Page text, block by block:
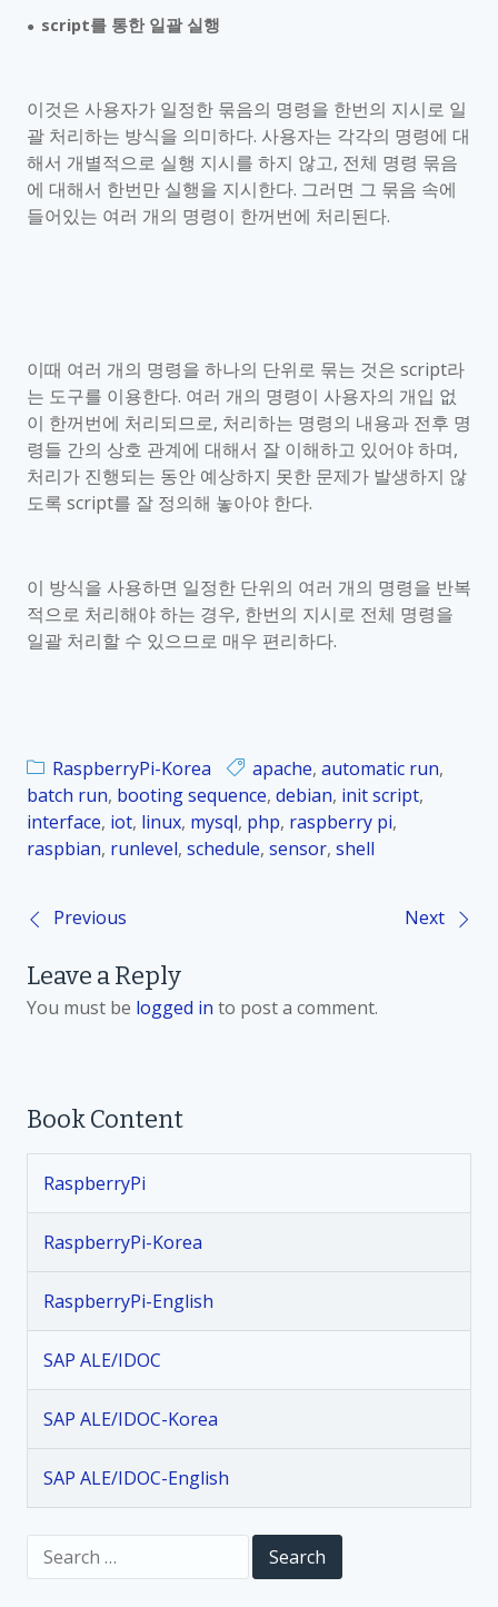
● script를 통한 일괄 실행
이것은 사용자가 일정한 묶음의 명령을 한번의 지시로 일
괄 처리하는 방식을 의미하다. 사용자는 각각의 명령에 대
해서 개별적으로 실행 지시를 하지 않고, 전체 명령 묶음
에 대해서 한번만 실행을 지시한다. 그러면 그 묶음 속에
들어있는 여러 개의 명령이 한꺼번에 처리된다.
이때 여러 개의 명령을 하나의 단위로 묶는 것은 script라
는 도구를 이용한다. 여러 개의 명령이 사용자의 개입 없
이 한꺼번에 처리되므로, 처리하는 명령의 내용과 전후 명
령들 간의 상호 관계에 대해서 잘 이해하고 있어야 하며,
처리가 진행되는 동안 예상하지 못한 문제가 발생하지 않
도록 script를 잘 정의해 놓아야 한다.
이 방식을 사용하면 일정한 단위의 여러 개의 명령을 반복
적으로 처리해야 하는 경우, 한번의 지시로 전체 명령을
일괄 처리할 수 있으므로 매우 편리하다.
RaspberryPi-Korea apache, automatic run,
batch run, booting sequence, debian, init script,
interface, iot, linux, mysql, php, raspberry pi,
raspbian, runlevel, schedule, sensor, shell
P
o
n
a
v
g
a
i
o
Previous Next
Leave a Reply
You must be logged in to post a comment.
Book Content
RaspberryPi
RaspberryPi-Korea
RaspberryPi-English
SAP ALE/IDOC
SAP ALE/IDOC-Korea
SAP ALE/IDOC-English